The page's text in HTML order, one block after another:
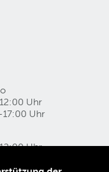
Uhr
17:00 Uhr
Uhr